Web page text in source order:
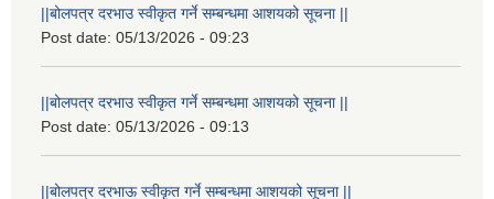
||बोलपत्र दरभाउ स्वीकृत गर्ने सम्बन्धमा आशयको सूचना ||
Post date: 05/13/2026 - 09:23
||बोलपत्र दरभाउ स्वीकृत गर्ने सम्बन्धमा आशयको सूचना ||
Post date: 05/13/2026 - 09:13
||बोलपत्र दरभाऊ स्वीकृत गर्ने सम्बन्धमा आशयको सूचना ||